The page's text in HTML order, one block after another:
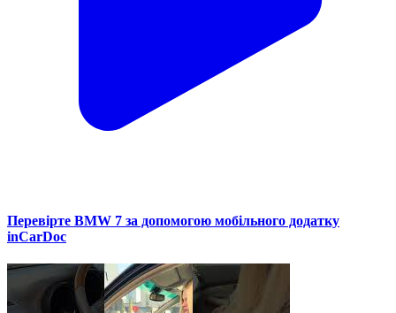
Перевірте BMW 7 за допомогою мобільного додатку
inCarDoc